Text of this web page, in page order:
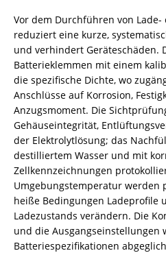
Vor dem Durchführen von
reduziert eine kurze,
und verhindert Geräteschäden.
Batterieklemmen mit einem
die spezifische Dichte, wo
Anschlüsse auf Korrosion,
Anzugsmoment. Die
Gehäuseintegrität,
der Elektrolytlösung; das
destilliertem Wasser und mit
Zellkennzeichnungen
Umgebungstemperatur werden
heiße Bedingungen Ladeprofile
Ladezustands verändern. Die
und die Ausgangseinstellungen
Batteriespezifikationen